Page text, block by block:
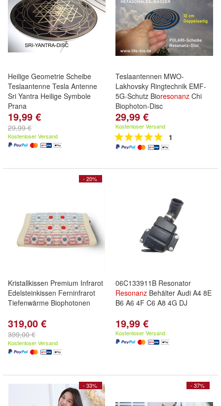
Heilige Geometrie Scheibe
Teslaantenne Tesla Antenne
Sri Yantra Heilige Symbole
Prana
19,99 €
29,99 €
Kostenloser Versand
Teslaantennen MWO-
Lakhovsky Ringtechnik EMF-
5G-Schutz Bioresonanz Chi
Biophoton-Disc
29,99 €
Kostenloser Versand
1
- 20%
Kristallkissen Premium Infrarot
Edelsteinkissen Ferninfrarot
Tiefenwärme Biophotonen
319,00 €
399,00 €
Kostenloser Versand
06C133911B Resonator
Resonanz Behälter Audi A4 8E
B6 A6 4F C6 A8 4G DJ
19,99 €
Kostenloser Versand
- 33% - 37%